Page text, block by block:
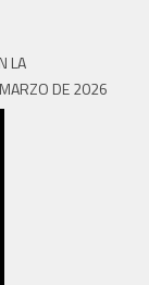
LA
MARZO DE 2026